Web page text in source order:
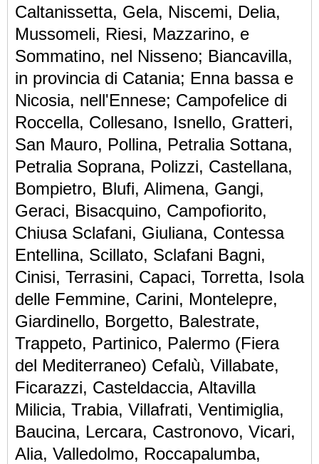
Caltanissetta, Gela, Niscemi, Delia,
Mussomeli, Riesi, Mazzarino, e
Sommatino, nel Nisseno; Biancavilla,
in provincia di Catania; Enna bassa e
Nicosia, nell'Ennese; Campofelice di
Roccella, Collesano, Isnello, Gratteri,
San Mauro, Pollina, Petralia Sottana,
Petralia Soprana, Polizzi, Castellana,
Bompietro, Blufi, Alimena, Gangi,
Geraci, Bisacquino, Campofiorito,
Chiusa Sclafani, Giuliana, Contessa
Entellina, Scillato, Sclafani Bagni,
Cinisi, Terrasini, Capaci, Torretta, Isola
delle Femmine, Carini, Montelepre,
Giardinello, Borgetto, Balestrate,
Trappeto, Partinico, Palermo (Fiera
del Mediterraneo) Cefalù, Villabate,
Ficarazzi, Casteldaccia, Altavilla
Milicia, Trabia, Villafrati, Ventimiglia,
Baucina, Lercara, Castronovo, Vicari,
Alia, Valledolmo, Roccapalumba,